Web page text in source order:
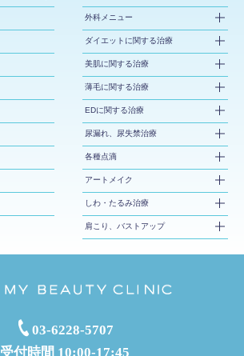
外科メニュー
ダイエットに関する治療
美肌に関する治療
薄毛に関する治療
EDに関する治療
尿漏れ、尿失禁治療
各種点滴
アートメイク
しわ・たるみ治療
肩こり、バストアップ
03-6228-5707
受付時間 10:00-17:45